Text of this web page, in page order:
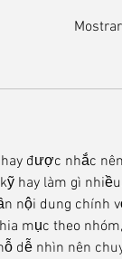
được nhắc
hay làm gì
nội dung chính
mục theo
dễ nhìn nên